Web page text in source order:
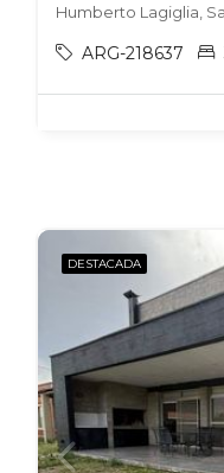
Humberto Lagiglia,
ARG-218637
DESTACADA